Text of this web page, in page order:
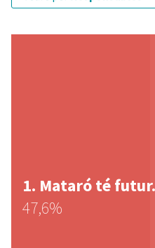
Mataró té futur.
47,6%